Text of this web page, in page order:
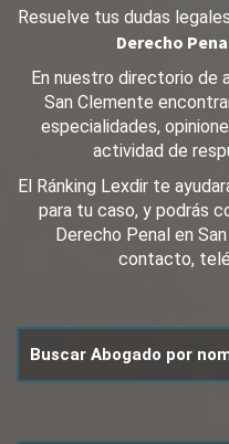
Resuelve tus dudas
Derecho
En nuestro directorio de
San Clemente
especialidades,
actividad de
El Ránking Lexdir te
para tu caso, y podrás
Derecho Penal en
contacto,